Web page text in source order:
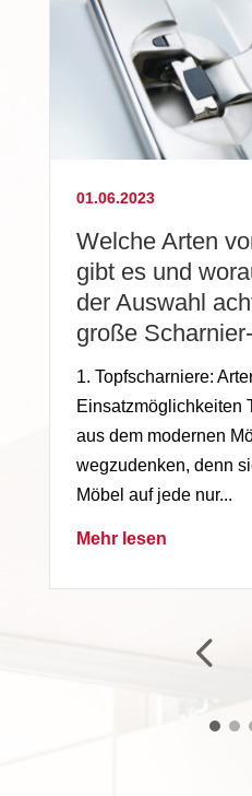
01.06.2023
Welche Arten
gibt es und
der Auswahl
große
1. Topfscharniere:
Einsatzmöglichkeiten
aus dem modernen
wegzudenken, denn
Möbel auf jede nur...
Mehr lesen